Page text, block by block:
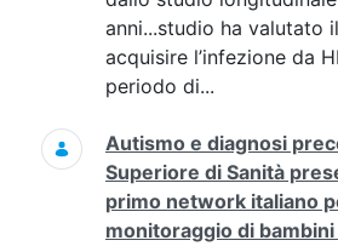
anni...studio ha valutato
acquisire l’infezione da
periodo di...
Autismo e diagnosi
Superiore di Sanità
primo network italiano
monitoraggio di